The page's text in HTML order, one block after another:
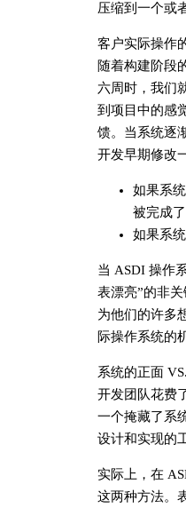
压缩到一个或
客户实际操作
随着构建阶段
六周时，我们
到项目中的感
馈。当系统逐
开发早期修改
如果系
被完成了
如果系
当 ASDI 操作
表漂亮”的非
为他们的许多
际操作系统的
系统的正面
开发团队花费
一个掩藏了系
设计和实现的
实际上，在
这两种方法。